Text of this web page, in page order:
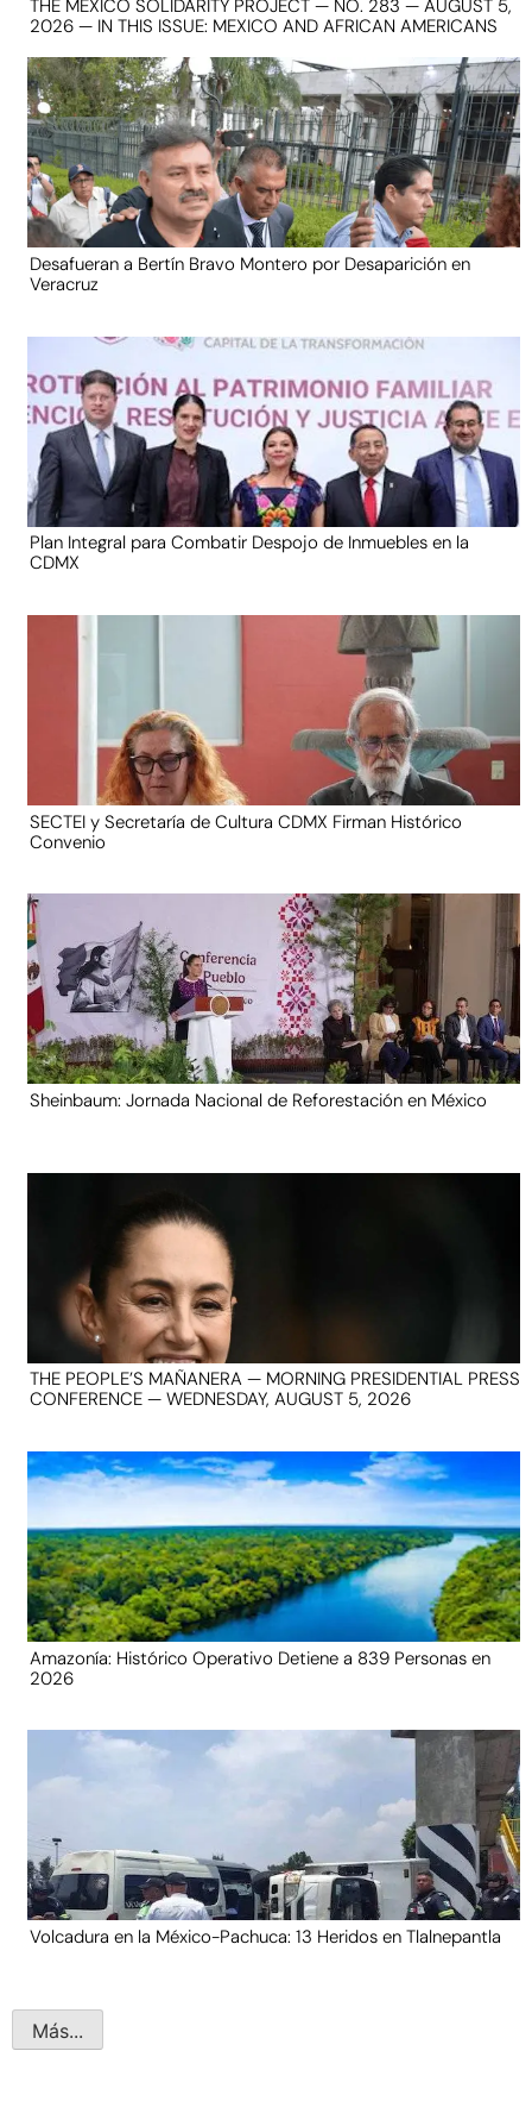
THE MEXICO SOLIDARITY PROJECT — NO. 283 — AUGUST 5,
2026 — IN THIS ISSUE: MEXICO AND AFRICAN AMERICANS
Desafueran a Bertín Bravo Montero por Desaparición en
Veracruz
Plan Integral para Combatir Despojo de Inmuebles en la
CDMX
SECTEI y Secretaría de Cultura CDMX Firman Histórico
Convenio
Sheinbaum: Jornada Nacional de Reforestación en México
THE PEOPLE’S MAÑANERA — MORNING PRESIDENTIAL PRESS
CONFERENCE — WEDNESDAY, AUGUST 5, 2026
Amazonía: Histórico Operativo Detiene a 839 Personas en
2026
Volcadura en la México-Pachuca: 13 Heridos en Tlalnepantla
Más...